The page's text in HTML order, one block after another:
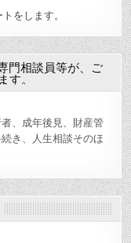
をします。
門相談員等が、ご
す。
、成年後見、財産管
き、人生相談そのほ